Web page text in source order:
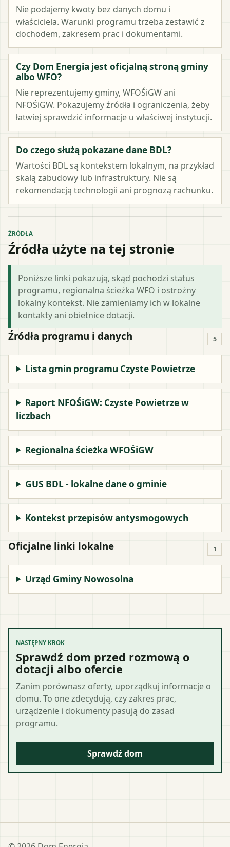
Nie podajemy kwoty bez danych domu i
właściciela. Warunki programu trzeba zestawić z
dochodem, zakresem prac i dokumentami.
Czy Dom Energia jest oficjalną stroną gminy
albo WFO?
Nie reprezentujemy gminy, WFOŚiGW ani
NFOŚiGW. Pokazujemy źródła i ograniczenia, żeby
łatwiej sprawdzić informacje u właściwej instytucji.
Do czego służą pokazane dane BDL?
Wartości BDL są kontekstem lokalnym, na przykład
skalą zabudowy lub infrastruktury. Nie są
rekomendacją technologii ani prognozą rachunku.
ŹRÓDŁA
Źródła użyte na tej stronie
Poniższe linki pokazują, skąd pochodzi status
programu, regionalna ścieżka WFO i ostrożny
lokalny kontekst. Nie zamieniamy ich w lokalne
kontakty ani obietnice dotacji.
Źródła programu i danych 5
Lista gmin programu Czyste Powietrze
Raport NFOŚiGW: Czyste Powietrze w
liczbach
Regionalna ścieżka WFOŚiGW
GUS BDL - lokalne dane o gminie
Kontekst przepisów antysmogowych
Oficjalne linki lokalne 1
Urząd Gminy Nowosolna
NASTĘPNY KROK
Sprawdź dom przed rozmową o
dotacji albo ofercie
Zanim porównasz oferty, uporządkuj informacje o
domu. To one zdecydują, czy zakres prac,
urządzenie i dokumenty pasują do zasad
programu.
Sprawdź dom